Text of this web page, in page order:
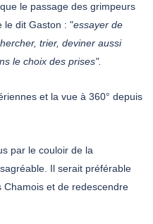
le passage des grimpeurs
le dit Gaston : "essayer de
trier, deviner aussi
le choix des prises".
et la vue à 360° depuis
par le couloir de la
Il serait préférable
et de redescendre